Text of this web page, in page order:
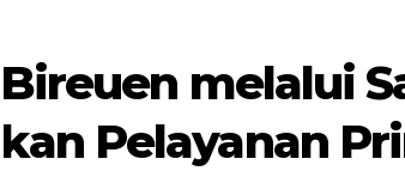
melalui
Pelayanan